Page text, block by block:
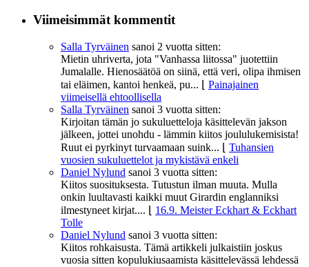
Viimeisimmät kommentit
Salla Tyrväinen sanoi 2 vuotta sitten:
Mietin uhriverta, jota "Vanhassa liitossa" juotettiin
Jumalalle. Hienosäätöä on siinä, että veri, olipa ihmisen
tai eläimen, kantoi henkeä, pu...
Painajainen
viimeisellä ehtoollisella
Salla Tyrväinen sanoi 3 vuotta sitten:
Kirjoitan tämän jo sukuluetteloja käsittelevän jakson
jälkeen, jottei unohdu - lämmin kiitos joululukemisista!
Ruut ei pyrkinyt turvaamaan suink...
Tuhansien
vuosien sukuluettelot ja mykistävä enkeli
Daniel Nylund sanoi 3 vuotta sitten:
Kiitos suosituksesta. Tutustun ilman muuta. Mulla
onkin luultavasti kaikki muut Girardin englanniksi
ilmestyneet kirjat....
16.9. Meister Eckhart & Eckhart
Tolle
Daniel Nylund sanoi 3 vuotta sitten:
Kiitos rohkaisusta. Tämä artikkeli julkaistiin joskus
vuosia sitten kopulukiusaamista käsittelevässä lehdessä